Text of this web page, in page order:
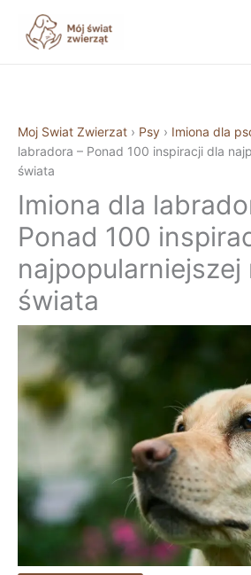
Przejdź
treści
Moj Swiat Zwierzat › Psy › Imiona dla
labradora – Ponad 100 inspiracji dla
świata
Imiona dla
Ponad 100
najpopularniejszej
świata